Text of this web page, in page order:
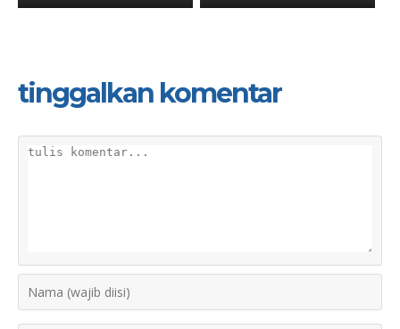
tinggalkan komentar